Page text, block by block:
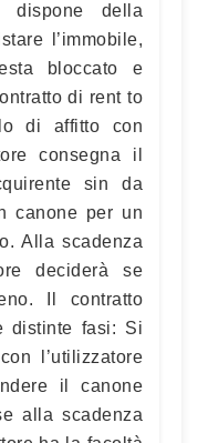
dispone della
l’immobile,
bloccato e
di rent to
di affitto con
consegna il
sin da
canone per un
Alla scadenza
deciderà se
Il contratto
distinte fasi: Si
l’utilizzatore
il canone
alla scadenza